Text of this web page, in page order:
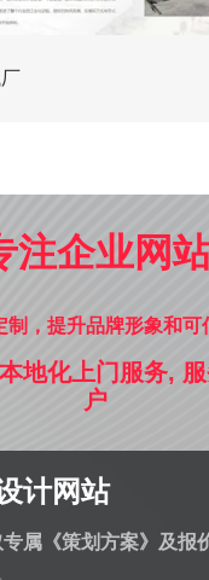
注企业网
制，提升品牌形象和可
地化上门服务,
户
计网站
属《策划方案》及报